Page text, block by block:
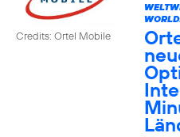
Credits: Ortel Mobile